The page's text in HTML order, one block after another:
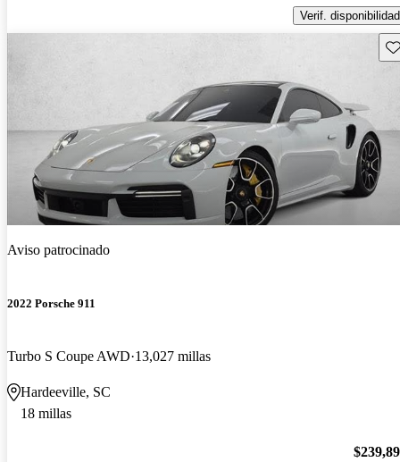
Verif. disponibilidad
Aviso patrocinado
2022 Porsche 911
Turbo S Coupe AWD 13,027 millas
Hardeeville, SC
18 millas